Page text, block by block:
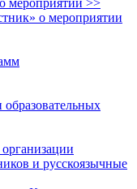
мероприятии >>
о мероприятии
и русскоязычные